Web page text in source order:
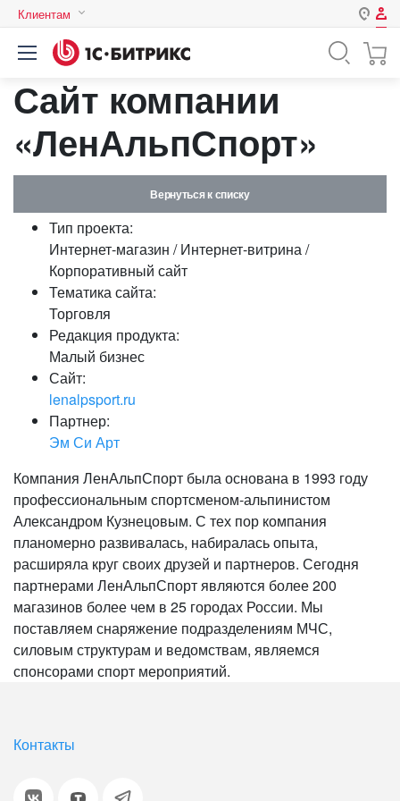
Клиентам
Авторизация
Логин
Пароль
Запомнить меня на этом
компьютере
Забыли свой пароль?
Сайт компании
«ЛенАльпСпорт»
Вернуться к списку
Тип проекта:
Интернет-магазин / Интернет-витрина /
Корпоративный сайт
Тематика сайта:
Торговля
Редакция продукта:
Малый бизнес
Сайт:
lenalpsport.ru
Партнер:
Эм Си Арт
Компания ЛенАльпСпорт была основана в 1993 году
профессиональным спортсменом-альпинистом
Александром Кузнецовым. С тех пор компания
планомерно развивалась, набиралась опыта,
расширяла круг своих друзей и партнеров. Сегодня
партнерами ЛенАльпСпорт являются более 200
магазинов более чем в 25 городах России. Мы
поставляем снаряжение подразделениям МЧС,
силовым структурам и ведомствам, являемся
спонсорами спорт мероприятий.
Контакты